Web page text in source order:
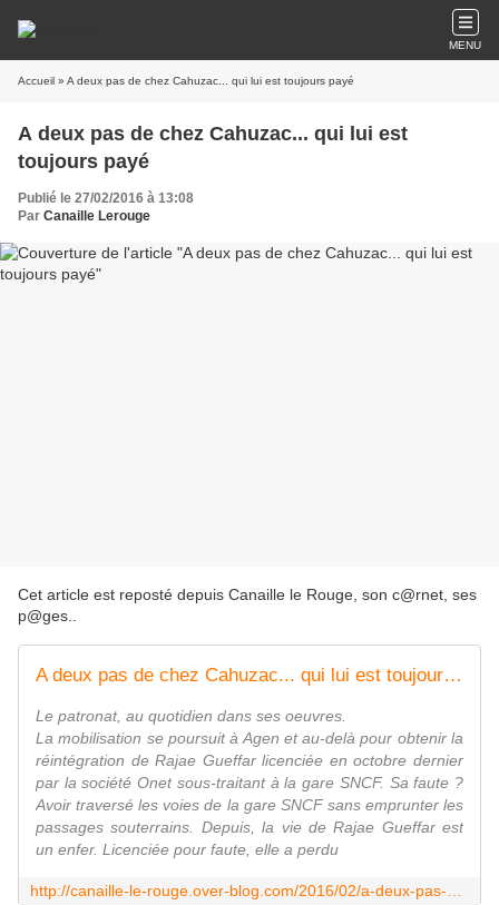
MENU
Accueil » A deux pas de chez Cahuzac... qui lui est toujours payé
A deux pas de chez Cahuzac... qui lui est
toujours payé
Publié le 27/02/2016 à 13:08
Par Canaille Lerouge
Cet article est reposté depuis Canaille le Rouge, son c@rnet, ses
p@ges.
A deux pas de chez Cahuzac... qui lui est toujours payé
Le patronat, au quotidien dans ses oeuvres.
La mobilisation se poursuit à Agen et au-delà pour obtenir la
réintégration de Rajae Gueffar licenciée en octobre dernier
par la société Onet sous-traitant à la gare SNCF. Sa faute ?
Avoir traversé les voies de la gare SNCF sans emprunter les
passages souterrains. Depuis, la vie de Rajae Gueffar est
un enfer. Licenciée pour faute, elle a perdu